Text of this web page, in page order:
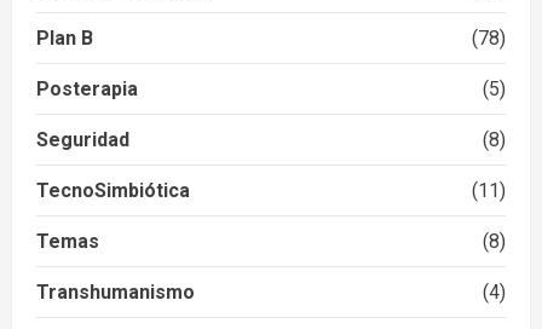
Plan B (78)
Posterapia (5)
Seguridad (8)
TecnoSimbiótica (11)
Temas (8)
Transhumanismo (4)